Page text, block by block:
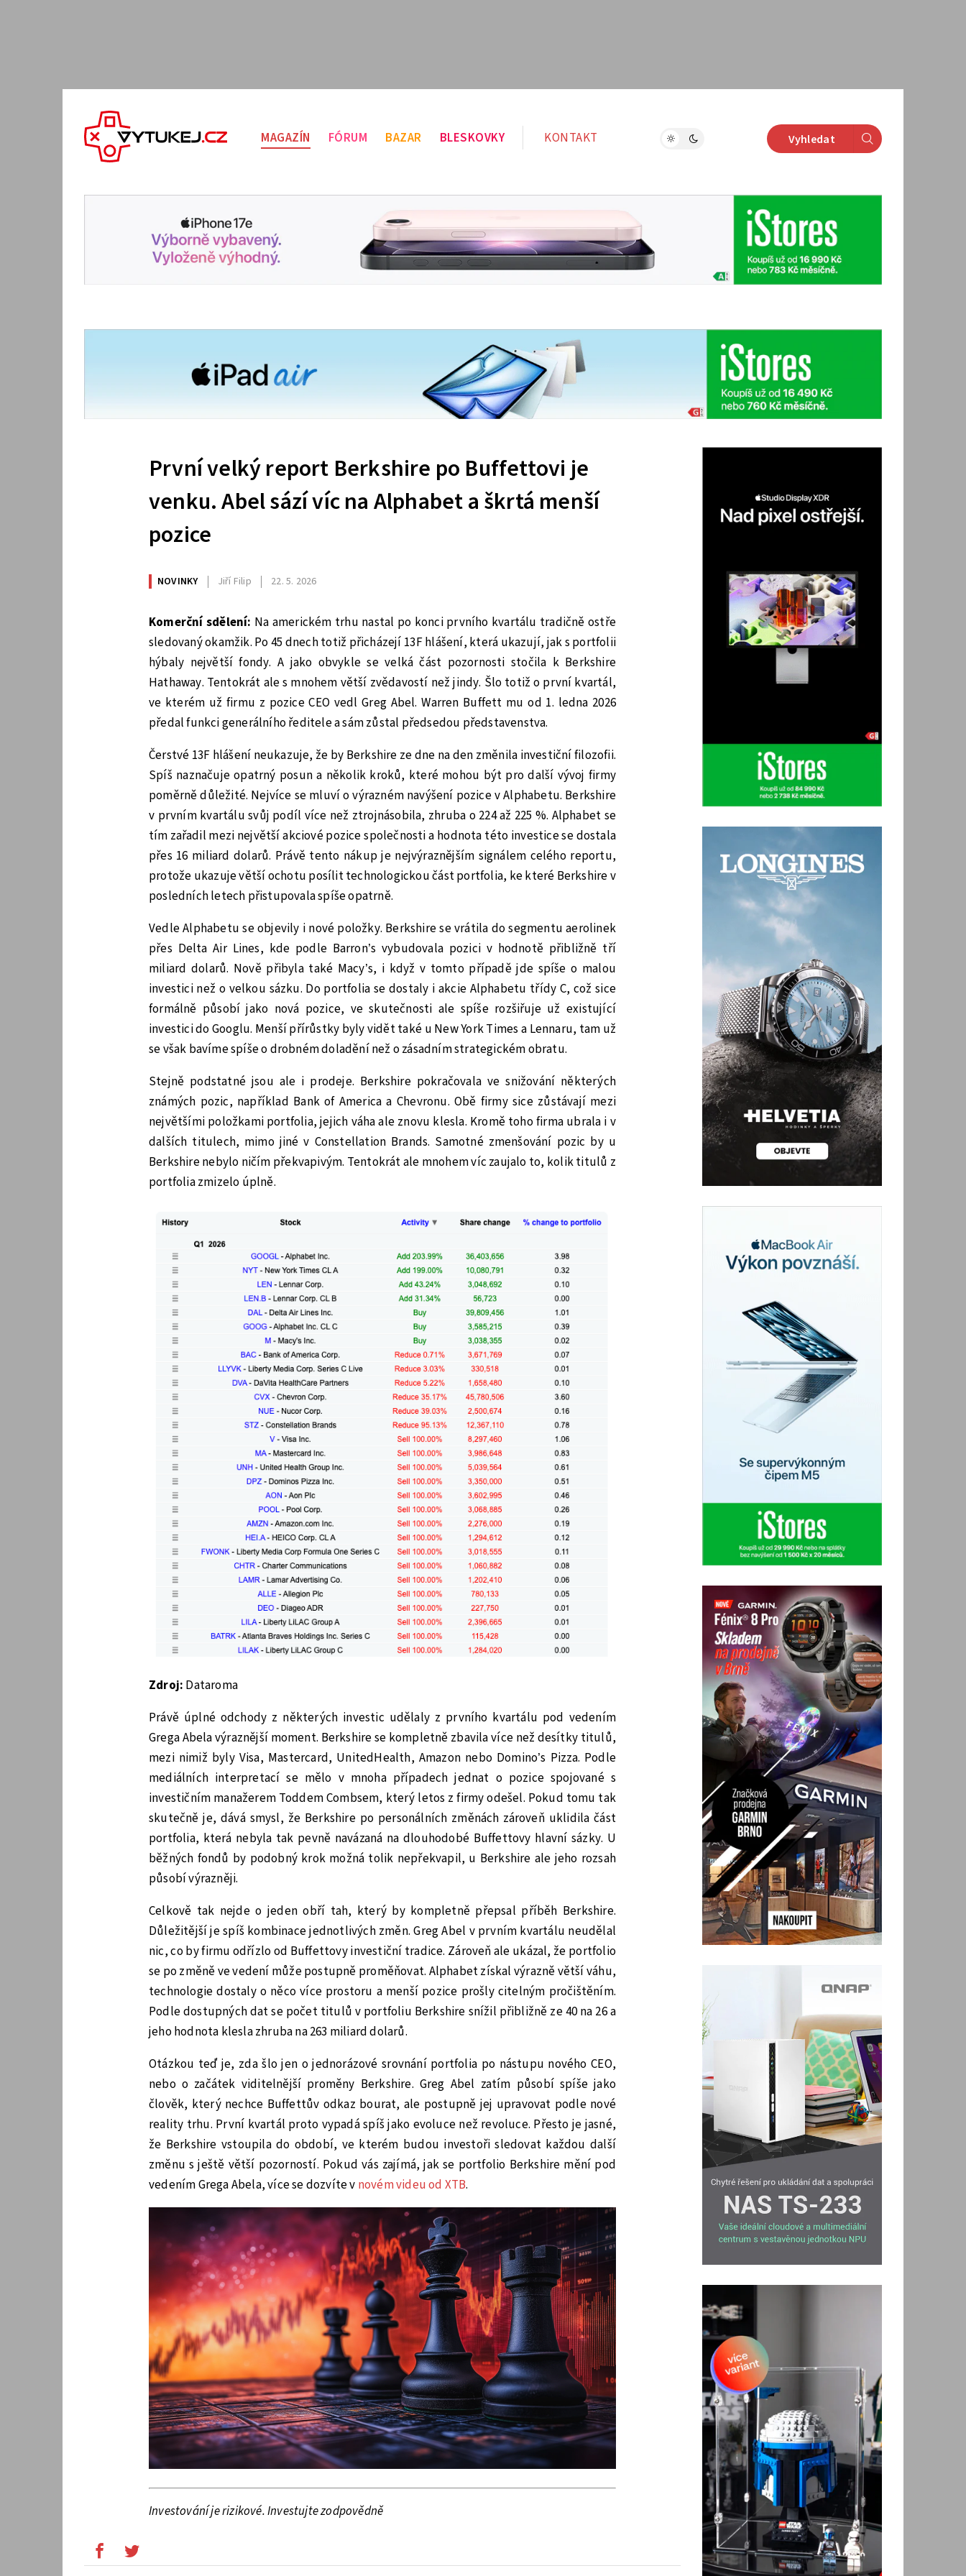
MAGAZÍN FÓRUM BAZAR BLESKOVKY KONTAKT Vyhledat
První velký report Berkshire po Buffettovi je
venku. Abel sází víc na Alphabet a škrtá menší
pozice
NOVINKY Jiří Filip 22. 5. 2026
Komerční sdělení: Na americkém trhu nastal po konci prvního kvartálu tradičně ostře
sledovaný okamžik. Po 45 dnech totiž přicházejí 13F hlášení, která ukazují, jak s portfolii
hýbaly největší fondy. A jako obvykle se velká část pozornosti stočila k Berkshire
Hathaway. Tentokrát ale s mnohem větší zvědavostí než jindy. Šlo totiž o první kvartál,
ve kterém už firmu z pozice CEO vedl Greg Abel. Warren Buffett mu od 1. ledna 2026
předal funkci generálního ředitele a sám zůstal předsedou představenstva.
Čerstvé 13F hlášení neukazuje, že by Berkshire ze dne na den změnila investiční filozofii.
Spíš naznačuje opatrný posun a několik kroků, které mohou být pro další vývoj firmy
poměrně důležité. Nejvíce se mluví o výrazném navýšení pozice v Alphabetu. Berkshire
v prvním kvartálu svůj podíl více než ztrojnásobila, zhruba o 224 až 225 %. Alphabet se
tím zařadil mezi největší akciové pozice společnosti a hodnota této investice se dostala
přes 16 miliard dolarů. Právě tento nákup je nejvýraznějším signálem celého reportu,
protože ukazuje větší ochotu posílit technologickou část portfolia, ke které Berkshire v
posledních letech přistupovala spíše opatrně.
Vedle Alphabetu se objevily i nové položky. Berkshire se vrátila do segmentu aerolinek
přes Delta Air Lines, kde podle Barron’s vybudovala pozici v hodnotě přibližně tří
miliard dolarů. Nově přibyla také Macy’s, i když v tomto případě jde spíše o malou
investici než o velkou sázku. Do portfolia se dostaly i akcie Alphabetu třídy C, což sice
formálně působí jako nová pozice, ve skutečnosti ale spíše rozšiřuje už existující
investici do Googlu. Menší přírůstky byly vidět také u New York Times a Lennaru, tam už
se však bavíme spíše o drobném doladění než o zásadním strategickém obratu.
Stejně podstatné jsou ale i prodeje. Berkshire pokračovala ve snižování některých
známých pozic, například Bank of America a Chevronu. Obě firmy sice zůstávají mezi
největšími položkami portfolia, jejich váha ale znovu klesla. Kromě toho firma ubrala i v
dalších titulech, mimo jiné v Constellation Brands. Samotné zmenšování pozic by u
Berkshire nebylo ničím překvapivým. Tentokrát ale mnohem víc zaujalo to, kolik titulů z
portfolia zmizelo úplně.
Zdroj: Dataroma
Právě úplné odchody z některých investic udělaly z prvního kvartálu pod vedením
Grega Abela výraznější moment. Berkshire se kompletně zbavila více než desítky titulů,
mezi nimiž byly Visa, Mastercard, UnitedHealth, Amazon nebo Domino’s Pizza. Podle
mediálních interpretací se mělo v mnoha případech jednat o pozice spojované s
investičním manažerem Toddem Combsem, který letos z firmy odešel. Pokud tomu tak
skutečně je, dává smysl, že Berkshire po personálních změnách zároveň uklidila část
portfolia, která nebyla tak pevně navázaná na dlouhodobé Buffettovy hlavní sázky. U
běžných fondů by podobný krok možná tolik nepřekvapil, u Berkshire ale jeho rozsah
působí výrazněji.
Celkově tak nejde o jeden obří tah, který by kompletně přepsal příběh Berkshire.
Důležitější je spíš kombinace jednotlivých změn. Greg Abel v prvním kvartálu neudělal
nic, co by firmu odřízlo od Buffettovy investiční tradice. Zároveň ale ukázal, že portfolio
se po změně ve vedení může postupně proměňovat. Alphabet získal výrazně větší váhu,
technologie dostaly o něco více prostoru a menší pozice prošly citelným pročištěním.
Podle dostupných dat se počet titulů v portfoliu Berkshire snížil přibližně ze 40 na 26 a
jeho hodnota klesla zhruba na 263 miliard dolarů.
Otázkou teď je, zda šlo jen o jednorázové srovnání portfolia po nástupu nového CEO,
nebo o začátek viditelnější proměny Berkshire. Greg Abel zatím působí spíše jako
člověk, který nechce Buffettův odkaz bourat, ale postupně jej upravovat podle nové
reality trhu. První kvartál proto vypadá spíš jako evoluce než revoluce. Přesto je jasné,
že Berkshire vstoupila do období, ve kterém budou investoři sledovat každou další
změnu s ještě větší pozorností. Pokud vás zajímá, jak se portfolio Berkshire mění pod
vedením Grega Abela, více se dozvíte v novém videu od XTB.
Investování je rizikové. Investujte zodpovědně